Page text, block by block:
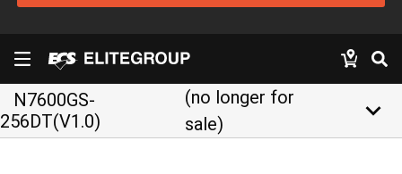
N7600GS-
256DT(V1.0)
(no longer for
sale)
keyboard_arrow_down